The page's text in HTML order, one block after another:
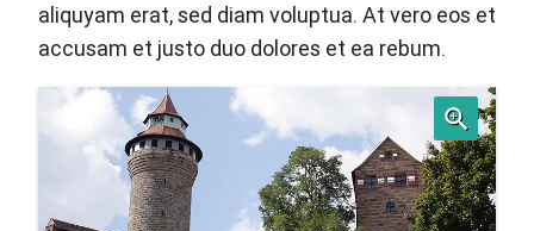
aliquyam erat, sed diam voluptua. At vero eos et
accusam et justo duo dolores et ea rebum.